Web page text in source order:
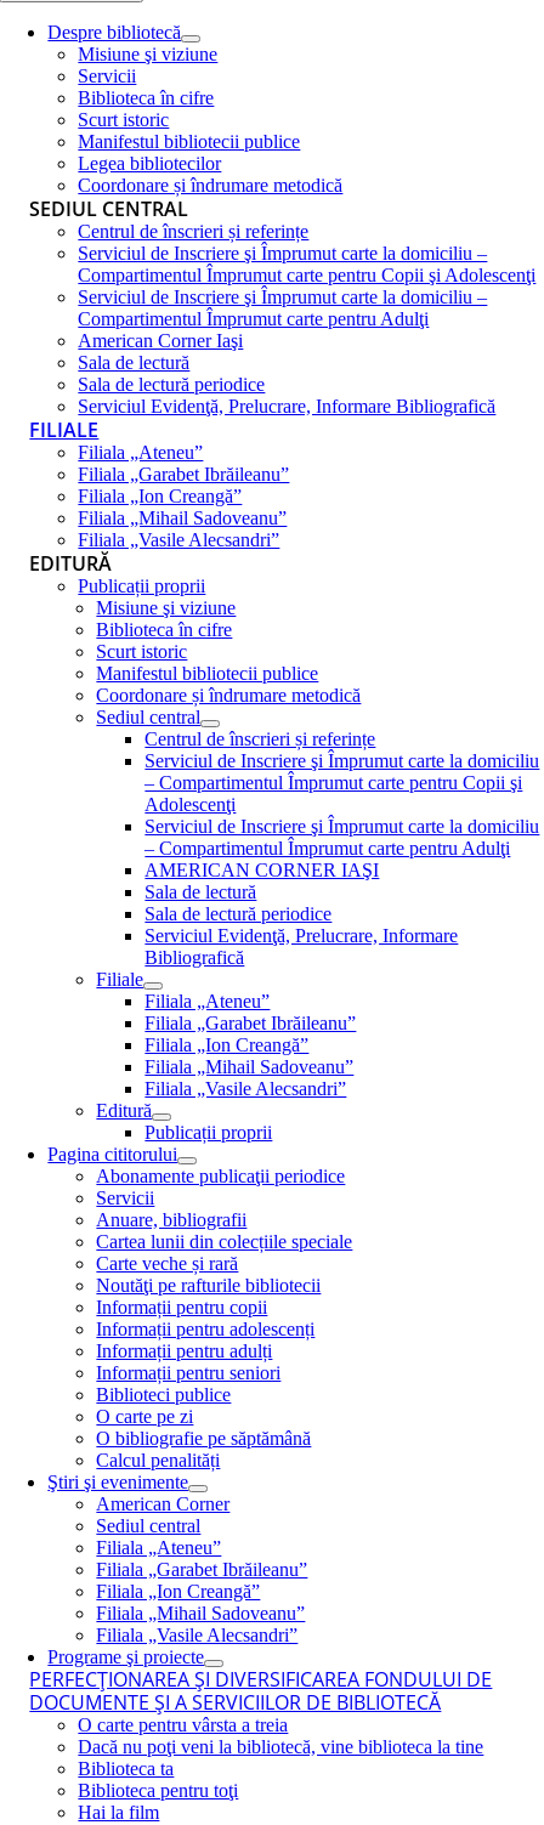
Despre bibliotecă
Misiune şi viziune
Servicii
Biblioteca în cifre
Scurt istoric
Manifestul bibliotecii publice
Legea bibliotecilor
Coordonare și îndrumare metodică
SEDIUL CENTRAL
Centrul de înscrieri și referințe
Serviciul de Inscriere şi Împrumut carte la domiciliu –
Compartimentul Împrumut carte pentru Copii şi Adolescenţi
Serviciul de Inscriere şi Împrumut carte la domiciliu –
Compartimentul Împrumut carte pentru Adulţi
American Corner Iaşi
Sala de lectură
Sala de lectură periodice
Serviciul Evidenţă, Prelucrare, Informare Bibliografică
FILIALE
Filiala „Ateneu”
Filiala „Garabet Ibrăileanu”
Filiala „Ion Creangă”
Filiala „Mihail Sadoveanu”
Filiala „Vasile Alecsandri”
EDITURĂ
Publicații proprii
Misiune şi viziune
Biblioteca în cifre
Scurt istoric
Manifestul bibliotecii publice
Coordonare și îndrumare metodică
Sediul central
Centrul de înscrieri și referințe
Serviciul de Inscriere şi Împrumut carte la domiciliu
– Compartimentul Împrumut carte pentru Copii şi
Adolescenţi
Serviciul de Inscriere şi Împrumut carte la domiciliu
– Compartimentul Împrumut carte pentru Adulţi
AMERICAN CORNER IAŞI
Sala de lectură
Sala de lectură periodice
Serviciul Evidenţă, Prelucrare, Informare
Bibliografică
Filiale
Filiala „Ateneu”
Filiala „Garabet Ibrăileanu”
Filiala „Ion Creangă”
Filiala „Mihail Sadoveanu”
Filiala „Vasile Alecsandri”
Editură
Publicații proprii
Pagina cititorului
Abonamente publicaţii periodice
Servicii
Anuare, bibliografii
Cartea lunii din colecțiile speciale
Carte veche și rară
Noutăţi pe rafturile bibliotecii
Informații pentru copii
Informații pentru adolescenți
Informații pentru adulți
Informații pentru seniori
Biblioteci publice
O carte pe zi
O bibliografie pe săptămână
Calcul penalități
Ştiri şi evenimente
American Corner
Sediul central
Filiala „Ateneu”
Filiala „Garabet Ibrăileanu”
Filiala „Ion Creangă”
Filiala „Mihail Sadoveanu”
Filiala „Vasile Alecsandri”
Programe şi proiecte
PERFECŢIONAREA ŞI DIVERSIFICAREA FONDULUI DE
DOCUMENTE ŞI A SERVICIILOR DE BIBLIOTECĂ
O carte pentru vârsta a treia
Dacă nu poţi veni la bibliotecă, vine biblioteca la tine
Biblioteca ta
Biblioteca pentru toţi
Hai la film